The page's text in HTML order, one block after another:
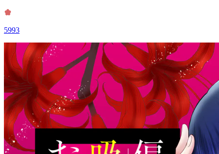
5993